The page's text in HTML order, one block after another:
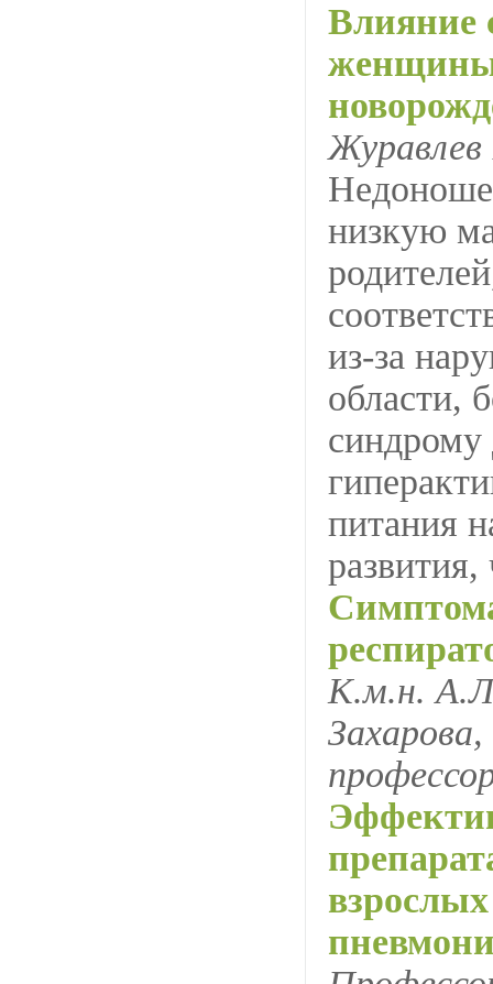
Влияние
женщины
низкую
из-за
области,
синдрому
питания
развития,
К.м.н.